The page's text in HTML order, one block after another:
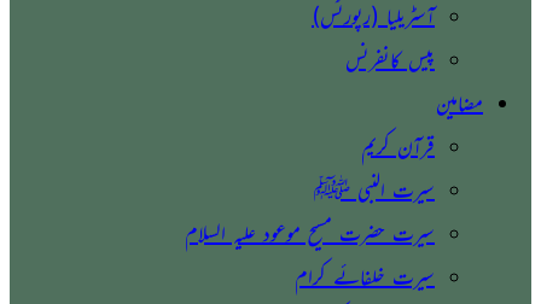
آسٹریلیا (رپورٹس)
پیس کانفرنس
مضامین
قرآن کریم
سیرت النبی ﷺ
سیرت حضرت مسیح موعود علیہ السلام
سیرت خلفائے کرام